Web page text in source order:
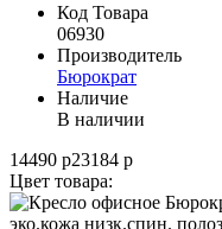
Код Товара
06930
Производитель
Бюрократ
Наличие
В наличии
14490 р23184 р
Цвет товара: